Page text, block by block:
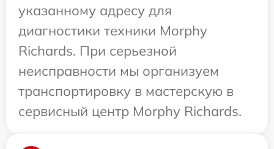
указанному адресу для
диагностики техники Morphy
Richards. При серьезной
неисправности мы организуем
транспортировку в мастерскую в
сервисный центр Morphy Richards.